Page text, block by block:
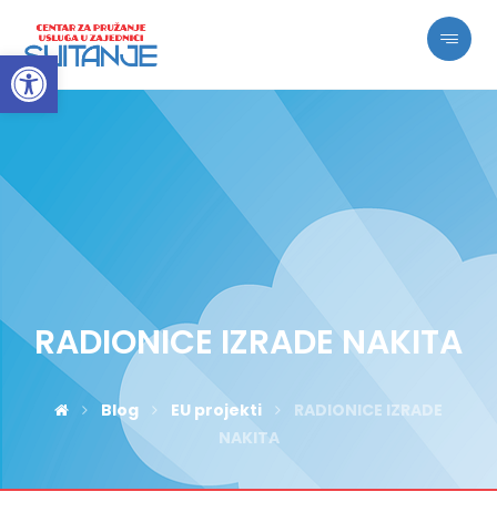
Open toolbar
RADIONICE IZRADE NAKITA
Blog EU projekti
RADIONICE IZRADE
NAKITA